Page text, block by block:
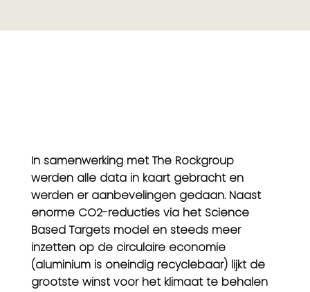
In samenwerking met The Rockgroup
werden alle data in kaart gebracht en
werden er aanbevelingen gedaan. Naast
enorme CO2-reducties via het Science
Based Targets model en steeds meer
inzetten op de circulaire economie
(aluminium is oneindig recyclebaar) lijkt de
grootste winst voor het klimaat te behalen